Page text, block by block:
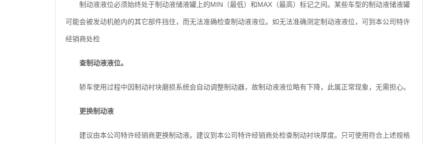
制动液液位必须始终处于制动液储液罐上的MIN（最低）和MAX（最高）标记之间。某些车型的制动液储液罐
可能会被发动机舱内的其它部件挡住，而无法准确检查制动液液位。如无法准确测定制动液液位，可到本公司特许
经销商处检
查制动液液位。
轿车使用过程中因制动衬块磨损系统会自动调整制动器，故制动液液位略有下降，此属正常现象，无需担心。
更换制动液
建议由本公司特许经销商更换制动液。建议到本公司特许经销商处检查制动衬块厚度。只可使用符合上述规格